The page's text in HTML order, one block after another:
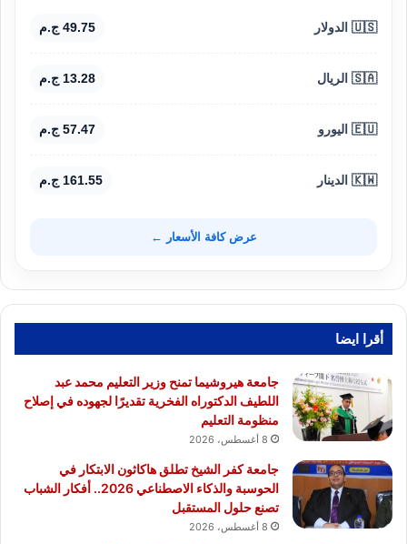
🇺🇸 الدولار 49.75 ج.م
🇸🇦 الريال 13.28 ج.م
🇪🇺 اليورو 57.47 ج.م
🇰🇼 الدينار 161.55 ج.م
عرض كافة الأسعار ←
أقرا ايضا
جامعة هيروشيما تمنح وزير التعليم محمد عبد
اللطيف الدكتوراه الفخرية تقديرًا لجهوده في إصلاح
منظومة التعليم
8 أغسطس، 2026
جامعة كفر الشيخ تطلق هاكاثون الابتكار في
الحوسبة والذكاء الاصطناعي 2026.. أفكار الشباب
تصنع حلول المستقبل
8 أغسطس، 2026